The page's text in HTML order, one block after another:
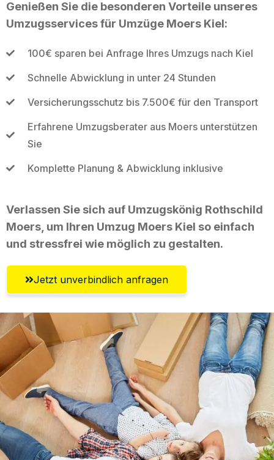
Genießen Sie die besonderen Vorteile unseres
Umzugsservices für Umzüge Moers Kiel:
100€ sparen bei Anfrage Ihres Umzugs nach Kiel
Schnelle Abwicklung in unter 24 Stunden
Versicherungsschutz bis 7.500€ für den Transport
Erfahrene Umzugsberater aus Moers unterstützen
Sie
Komplette Planung & Abwicklung inklusive
Verlassen Sie sich auf Umzugskönig Rothschild
Moers, um Ihren Umzug Moers Kiel so einfach
und stressfrei wie möglich zu gestalten.
Jetzt unverbindlich anfragen